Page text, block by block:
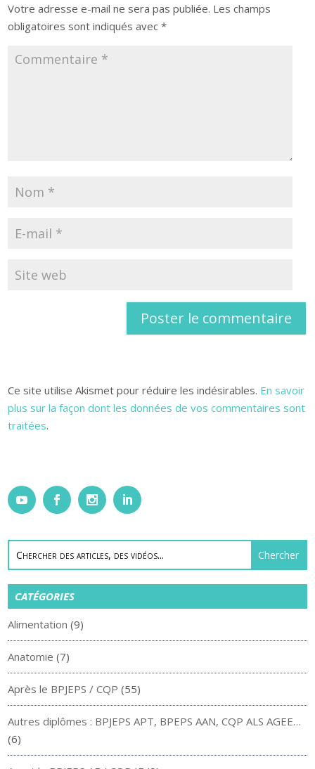
Votre adresse e-mail ne sera pas publiée. Les champs
obligatoires sont indiqués avec*
Ce site utilise Akismet pour réduire les indésirables. En savoir
plus sur la façon dont les données de vos commentaires sont
traitées.
CATÉGORIES
Alimentation (9)
Anatomie (7)
Après le BPJEPS / CQP (55)
Autres diplômes : BPJEPS APT, BPEPS AAN, CQP ALS AGEE…
(6)